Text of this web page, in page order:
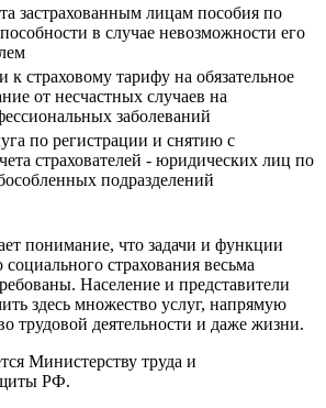
застрахованным лицам пособия по
в случае невозможности его
к страховому тарифу на обязательное
от несчастных случаев на
заболеваний
по регистрации и снятию с
страхователей - юридических лиц по
подразделений
понимание, что задачи и функции
страхования весьма
Население и представители
здесь множество услуг, напрямую
трудовой деятельности и даже жизни.
Министерству труда и
РФ.